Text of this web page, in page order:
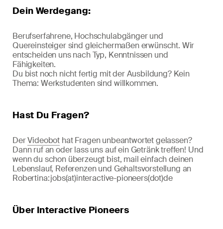
Dein Werdegang:
Berufserfahrene, Hochschulabgänger und
Quereinsteiger sind gleichermaßen erwünscht. Wir
entscheiden uns nach Typ, Kenntnissen und
Fähigkeiten.
Du bist noch nicht fertig mit der Ausbildung? Kein
Thema: Werkstudenten sind willkommen.
Hast Du Fragen?
DerVideobot hat Fragen unbeantwortet gelassen?
Dann ruf an oder lass uns auf ein Getränk treffen! Und
wenn du schon überzeugt bist, mail einfach deinen
Lebenslauf, Referenzen und Gehaltsvorstellung an
Robertina: jobs(at)interactive-pioneers(dot)de
Über Interactive Pioneers